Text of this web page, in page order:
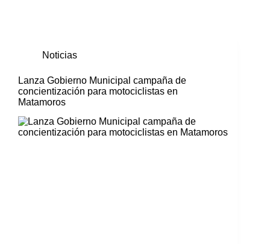
Noticias
Lanza Gobierno Municipal campaña de
concientización para motociclistas en
Matamoros